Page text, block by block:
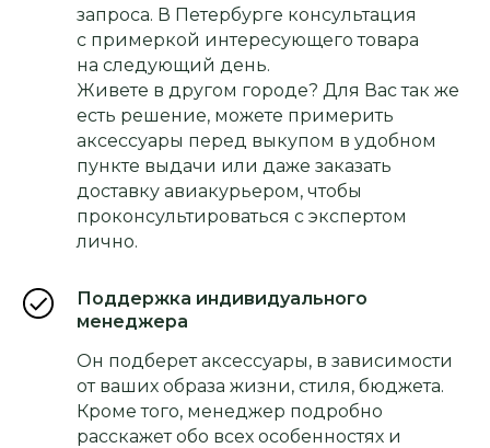
запроса. В Петербурге консультация
с примеркой интересующего товара
на следующий день.
Живете в другом городе? Для Вас так же
есть решение, можете примерить
аксессуары перед выкупом в удобном
пункте выдачи или даже заказать
доставку авиакурьером, чтобы
проконсультироваться с экспертом
лично.
Поддержка индивидуального
менеджера
Он подберет аксессуары, в зависимости
от ваших образа жизни, стиля, бюджета.
Кроме того, менеджер подробно
расскажет обо всех особенностях и